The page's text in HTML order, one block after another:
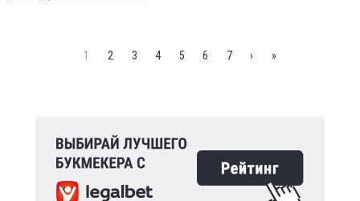
1 2 3 4 5 6 7 › »